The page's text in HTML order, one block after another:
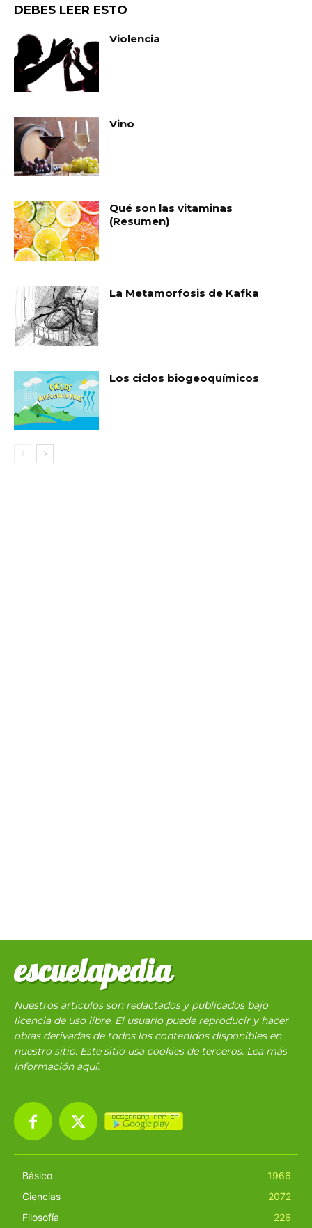
DEBES LEER ESTO
Violencia
Vino
Qué son las vitaminas
(Resumen)
La Metamorfosis de Kafka
Los ciclos biogeoquímicos
escuelapedia
Nuestros articulos son redactados y publicados bajo
licencia de uso libre. El usuario puede reproducir y hacer
obras derivadas de todos los contenidos disponibles en
nuestro sitio. Este sitio usa cookies de terceros. Lea más
información aquí.
Básico
1966
Ciencias
2072
Filosofía
226